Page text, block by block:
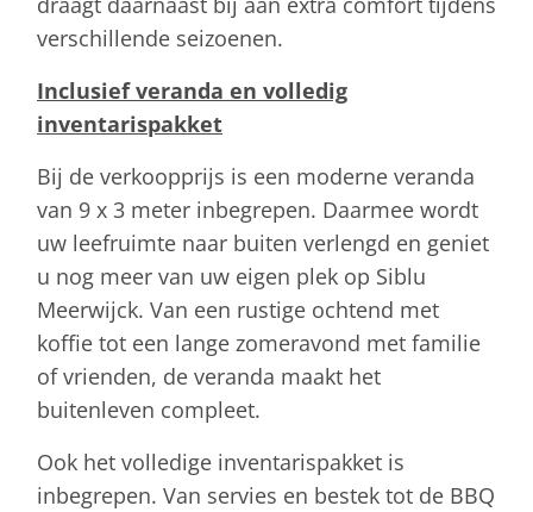
verschillende seizoenen.
Inclusief veranda en volledig
inventarispakket
Bij de verkoopprijs is een moderne veranda
van 9 x 3 meter inbegrepen. Daarmee wordt
uw leefruimte naar buiten verlengd en geniet
u nog meer van uw eigen plek op Siblu
Meerwijck. Van een rustige ochtend met
koffie tot een lange zomeravond met familie
of vrienden, de veranda maakt het
buitenleven compleet.
Ook het volledige inventarispakket is
inbegrepen. Van servies en bestek tot de BBQ